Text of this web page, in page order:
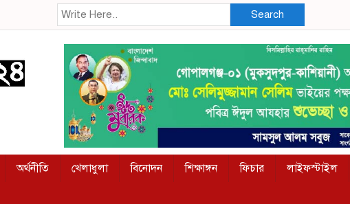
Search
অর্থনীতি খেলাধুলা বিনোদন শিক্ষাঙ্গন ফিচার লাইফস্টাইল